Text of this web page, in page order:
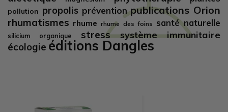
pollution propolis prévention publications Orion
rhumatismes rhume rhume des foins santé naturelle
silicium organique stress système immunitaire
écologie éditions Dangles